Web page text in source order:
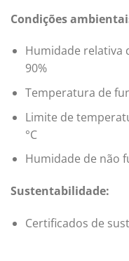
Condições
Humidade relativa
90%
Temperatura de
Limite de
°C
Humidade de não
Sustentabilidade:
Certificados de